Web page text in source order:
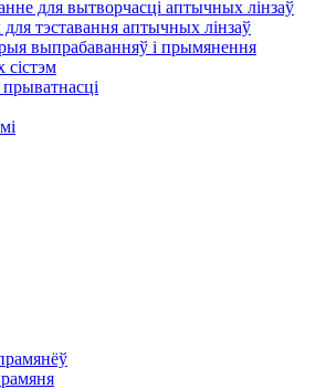
для вытворчасці аптычных лінзаў
тэставання аптычных лінзаў
выпрабаванняў і прымянення